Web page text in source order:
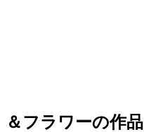
＆フラワーの作品